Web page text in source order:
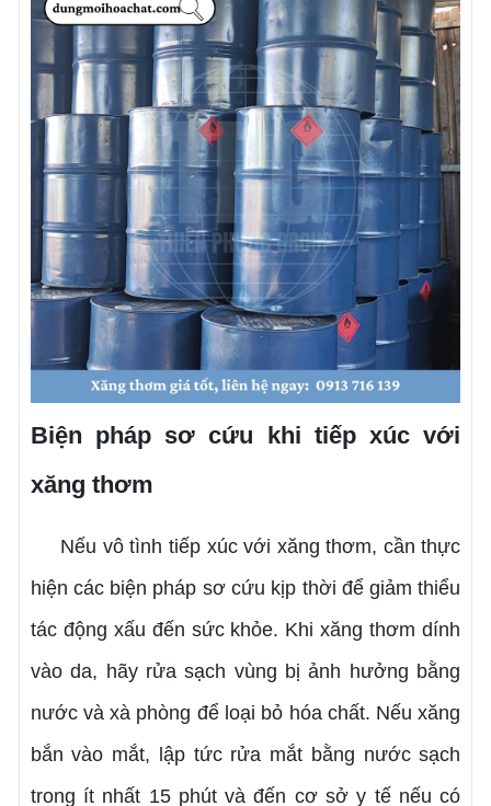
Biện pháp sơ cứu khi tiếp xúc với
xăng thơm
Nếu vô tình tiếp xúc với xăng thơm, cần thực
hiện các biện pháp sơ cứu kịp thời để giảm thiểu
tác động xấu đến sức khỏe. Khi xăng thơm dính
vào da, hãy rửa sạch vùng bị ảnh hưởng bằng
nước và xà phòng để loại bỏ hóa chất. Nếu xăng
bắn vào mắt, lập tức rửa mắt bằng nước sạch
trong ít nhất 15 phút và đến cơ sở y tế nếu có